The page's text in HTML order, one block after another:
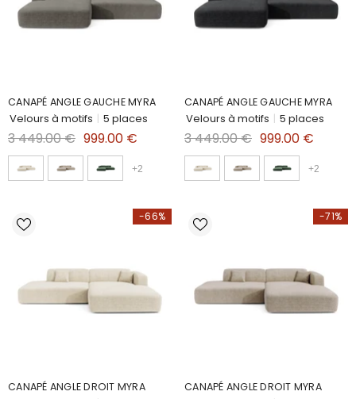
CANAPÉ ANGLE GAUCHE MYRA
Velours à motifs | 5 places
3 449.00 € 999.00 €
+2
CANAPÉ ANGLE GAUCHE MYRA
Velours à motifs | 5 places
3 449.00 € 999.00 €
+2
-66%
CANAPÉ ANGLE DROIT MYRA
-71%
CANAPÉ ANGLE DROIT MYRA